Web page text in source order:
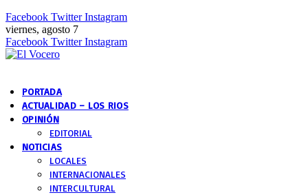
Facebook Twitter Instagram
viernes, agosto 7
Facebook Twitter Instagram
PORTADA
ACTUALIDAD – LOS RIOS
OPINIÓN
EDITORIAL
NOTICIAS
LOCALES
INTERNACIONALES
INTERCULTURAL